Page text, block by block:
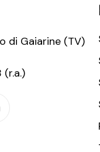
di Gaiarine (TV)